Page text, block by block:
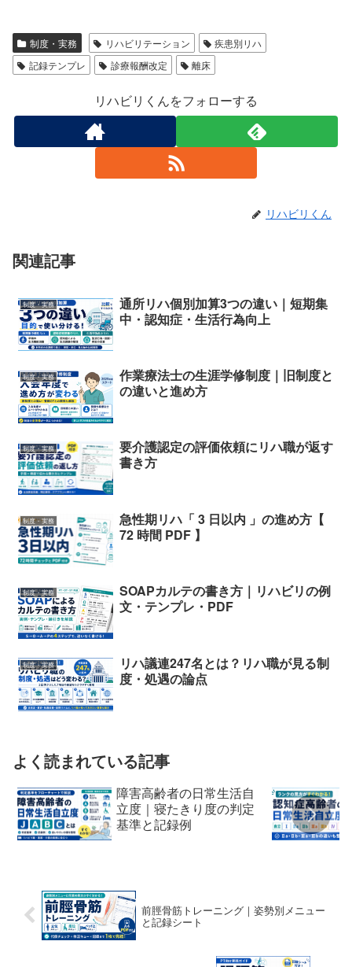
制度・実務 リハビリテーション
疾患別リハ
記録テンプレ
診療報酬改定 離床
リハビリくんをフォローする
リハビリくん
関連記事
制度・実務
通所リハ個別加算3つの違い｜短期集
中・認知症・生活行為向上
制度・実務
作業療法士の生涯学修制度｜旧制度と
の違いと進め方
制度・実務
要介護認定の評価依頼にリハ職が返す
書き方
制度・実務
急性期リハ「 3 日以内 」の進め方【
72 時間 PDF 】
制度・実務
SOAPカルテの書き方｜リハビリの例
文・テンプレ・PDF
制度・実務
リハ議連247名とは？リハ職が見る制
度・処遇の論点
よく読まれている記事
障害高齢者の日常生活自
立度｜寝たきり度の判定
基準と記録例
前脛骨筋トレーニング｜姿勢別メニュー
と記録シート